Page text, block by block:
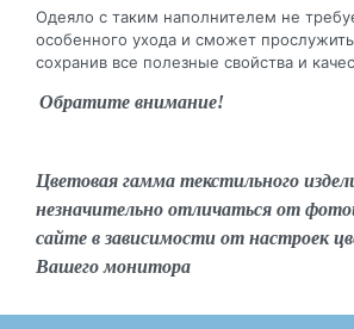
Одеяло с таким наполнителем не
особенного ухода и сможет
сохранив все полезные свойства и
Обратите внимание!
Цветовая гамма текстильного
незначительно отличаться от
сайте в зависимости от настроек
Вашего монитора